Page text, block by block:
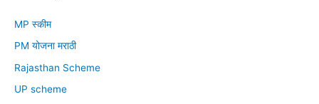
MP स्कीम
PM योजना मराठी
Rajasthan Scheme
UP scheme